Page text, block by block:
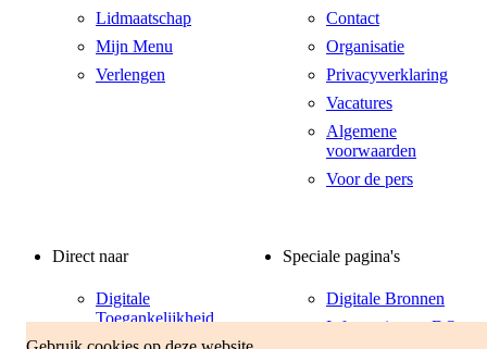
Lidmaatschap
Mijn Menu
Verlengen
Contact
Organisatie
Privacyverklaring
Vacatures
Algemene
voorwaarden
Voor de pers
Direct naar
Digitale
Toegankelijkheid
Speciale pagina's
Digitale Bronnen
Informatiepunt DO